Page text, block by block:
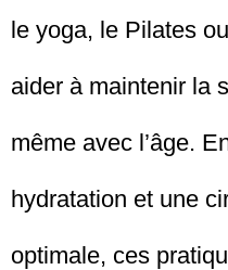
le yoga, le Pilates
aider à maintenir la
même avec l’âge.
hydratation et une
optimale, ces